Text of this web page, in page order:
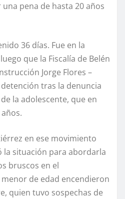
pena de hasta 20 años
36 días. Fue en la
que la Fiscalía de Belén
Jorge Flores –
tras la denuncia
la adolescente, que en
en ese movimiento
la situación para abordarla
bruscos en el
de edad encendieron
quien tuvo sospechas de